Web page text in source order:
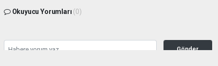
Okuyucu Yorumları (0)
Gönder